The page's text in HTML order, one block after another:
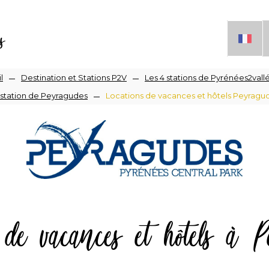
Destination et Stations P2V
Les 4 stations de
station de Peyragudes
Locations de vacances et hôtels
vacances et hôtels à